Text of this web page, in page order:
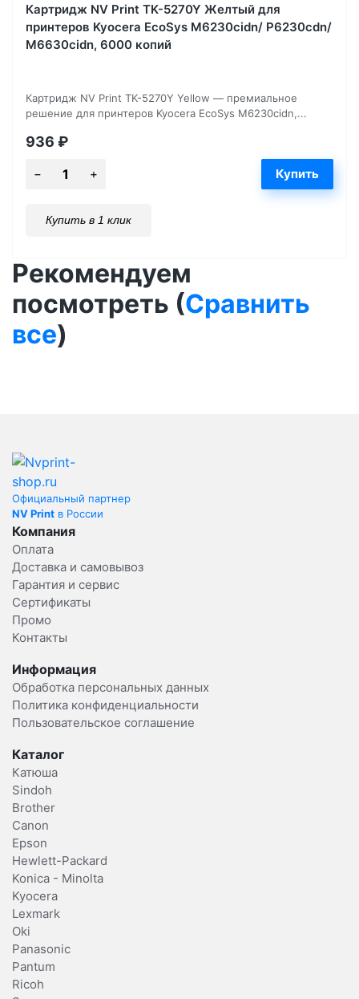
Картридж NV Print TK-5270Y Желтый для
принтеров Kyocera EcoSys M6230cidn/ P6230cdn/
M6630cidn, 6000 копий
Картридж NV Print TK-5270Y Yellow — премиальное
решение для принтеров Kyocera EcoSys M6230cidn,...
936 ₽
Купить в 1 клик
Рекомендуем
посмотреть (Сравнить
все)
Официальный партнер
NV Print в России
Компания
Оплата
Доставка и самовывоз
Гарантия и сервис
Сертификаты
Промо
Контакты
Информация
Обработка персональных данных
Политика конфиденциальности
Пользовательское соглашение
Каталог
Катюша
Sindoh
Brother
Canon
Epson
Hewlett-Packard
Konica - Minolta
Kyocera
Lexmark
Oki
Panasonic
Pantum
Ricoh